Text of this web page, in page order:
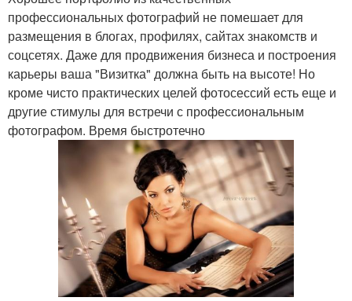
профессиональных фотографий не помешает для
размещения в блогах, профилях, сайтах знакомств и
соцсетях. Даже для продвижения бизнеса и построения
карьеры ваша "Визитка" должна быть на высоте! Но
кроме чисто практических целей фотосессий есть еще и
другие стимулы для встречи с профессиональным
фотографом. Время быстротечно